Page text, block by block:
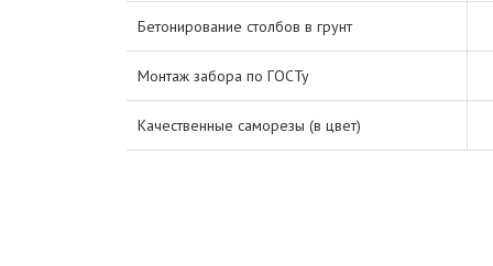
Бетонирование столбов в грунт
Монтаж забора по ГОСТу
Качественные саморезы (в цвет)